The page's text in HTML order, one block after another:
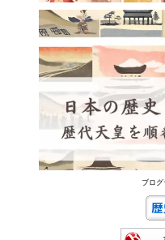
ブログ